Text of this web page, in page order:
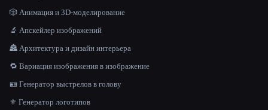
🎲 Анимация и 3D-моделирование
🔬 Апскейлер изображений
🏯 Архитектура и дизайн интерьера
🔁 Вариация изображения в изображение
🪪 Генератор выстрелов в голову
⚜️ Генератор логотипов